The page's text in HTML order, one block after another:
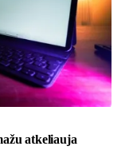
atkeliauja